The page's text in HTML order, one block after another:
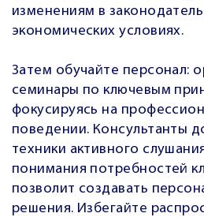
изменениям в
экономических условиях.
Затем обучайте персонал:
семинары по ключевым
фокусируясь на
поведении. Консультанты
техники активного
понимания потребностей
позволит создавать
решения. Избегайте